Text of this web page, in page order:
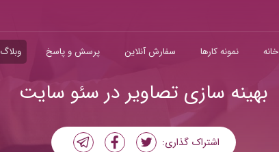
خانه نمونه کارها سفارش آنلاین پرسش و پاسخ وبلاگ
بهینه سازی تصاویر در سئو سایت
اشتراک گذاری: